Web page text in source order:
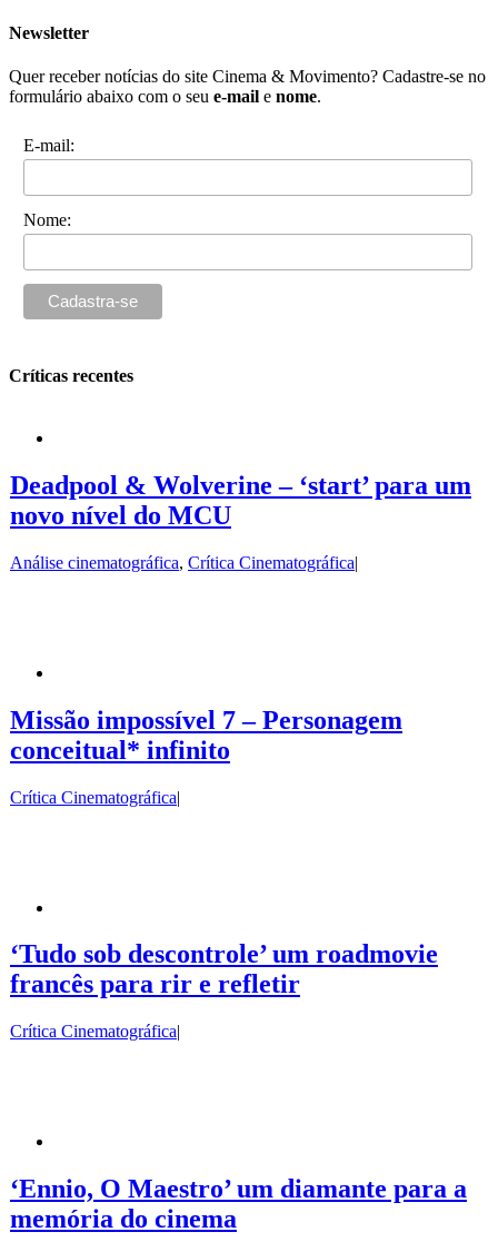
Newsletter
Quer receber notícias do site Cinema & Movimento? Cadastre-se no
formulário abaixo com o seu e-mail e nome.
E-mail:
Nome:
Críticas recentes
Deadpool & Wolverine – ‘start’ para um
novo nível do MCU
Análise cinematográfica, Crítica Cinematográfica|
Missão impossível 7 – Personagem
conceitual* infinito
Crítica Cinematográfica|
‘Tudo sob descontrole’ um roadmovie
francês para rir e refletir
Crítica Cinematográfica|
‘Ennio, O Maestro’ um diamante para a
memória do cinema